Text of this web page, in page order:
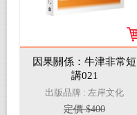
因果關係：牛津非常短
講021
出版品牌 : 左岸文化
定價 $400